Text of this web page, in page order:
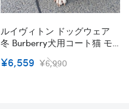
ルイヴィトン ドッグウェア
冬 Burberry犬用コート猫 モ
ノグラム ブランド 可愛い フ
ード ブルドッグ おでかけ 寒
¥6,559 ¥6,990